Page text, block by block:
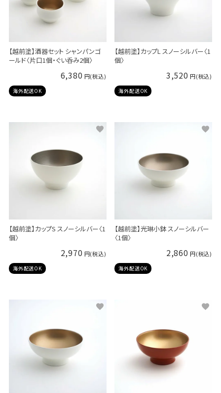
【越前塗】酒器セット シャンパンゴ
ールド〈片口1個・ぐい呑み2個〉
6,380
海外配送OK
【越前塗】カップL スノーシルバー〈1
個〉
3,520
海外配送OK
【越前塗】カップS スノーシルバー〈1
個〉
2,970
海外配送OK
【越前塗】光琳小鉢 スノーシルバー
〈1個〉
2,860
海外配送OK